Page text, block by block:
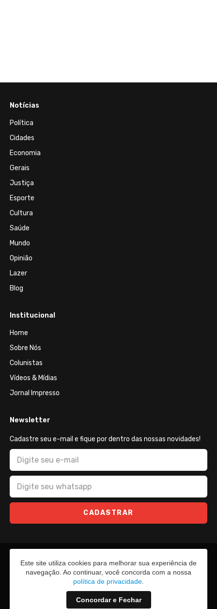
Notícias
Política
Cidades
Economia
Gerais
Justiça
Esporte
Cultura
Saúde
Mundo
Opinião
Lazer
Blog
Institucional
Home
Sobre Nós
Colunistas
Vídeos & Mídias
Jornal Impresso
Newsletter
Cadastre seu e-mail e fique por dentro das nossas novidades!
CADASTRAR
Este site utiliza cookies para melhorar sua experiência de
navegação. Ao continuar, você concorda com a nossa
política de privacidade
Concordar e Fechar